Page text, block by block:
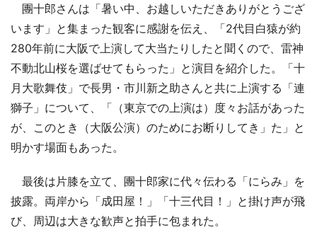
團十郎さんは「暑い中、お越しいただきありがとうござ
います」と集まった観客に感謝を伝え、「2代目白猿が約
280年前に大阪で上演して大当たりしたと聞くので、雷神
不動北山桜を選ばせてもらった」と演目を紹介した。「十
月大歌舞伎」で長男・市川新之助さんと共に上演する「連
獅子」について、「（東京での上演は）度々お話があった
が、このとき（大阪公演）のためにお断りしてき」た」と
明かす場面もあった。
最後は片膝を立て、團十郎家に代々伝わる「にらみ」を
披露。両岸から「成田屋！」「十三代目！」と掛け声が飛
び、周辺は大きな歓声と拍手に包まれた。